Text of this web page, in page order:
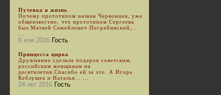
Путевка в жизнь
Почему прототипом назван Червонцев, уже
общеизвестно, что прототипом Сергеева
был Матвей Самойлович Погребинский,...
6 ноя 2016 Гость
Принцесса цирка
Дружинина сделала подарок советским,
российским женщинам на
десятилетия.Спасибо ей за это. А Игорь
Кеблушек и Наталья... ...
24 окт 2016 Гость